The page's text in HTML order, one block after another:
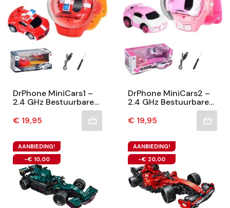
DrPhone MiniCars1 –
2.4 GHz Bestuurbare
Kinderen – Met
Horloge Station -
Prijs
€ 19,95
DrPhone MiniCars2 –
2.4 GHz Bestuurbare
Kinderen – Horloge
Station – Roze
Prijs
€ 19,95
AANBIEDING!
-€ 10,00
AANBIEDING!
-€ 20,00